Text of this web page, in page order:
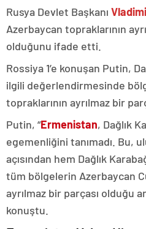
Rusya Devlet Başkanı
Azerbaycan topraklarının
olduğunu ifade etti.
Rossiya 1’e konuşan Putin,
ilgili değerlendirmesinde
topraklarının ayrılmaz bir
Putin, “Ermenistan, Dağlık
egemenliğini tanımadı. Bu,
açısından hem Dağlık
tüm bölgelerin Azerbaycan
ayrılmaz bir parçası olduğu
konuştu.